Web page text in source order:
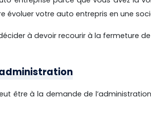
évoluer votre auto entrepris en une
à devoir recourir à la fermeture
être à la demande de